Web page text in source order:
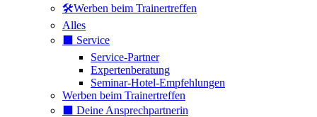
🛠️Werben beim Trainertreffen
Alles
⬛️ Service
Service-Partner
Expertenberatung
Seminar-Hotel-Empfehlungen
Werben beim Trainertreffen
⬛️ Deine Ansprechpartnerin